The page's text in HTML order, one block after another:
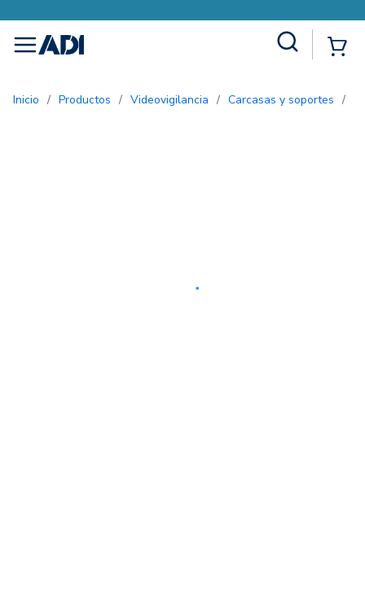
menu
Inicio / Productos / Videovigilancia / Carcasas y soportes /